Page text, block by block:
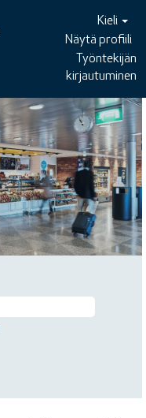
Kieli
Näytä profiili
Työntekijän
kirjautuminen